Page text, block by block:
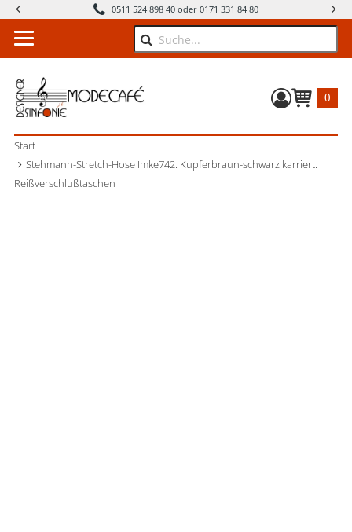
0511 524 898 40 oder 0171 331 84 80
Suche
0
Start
Stehmann-Stretch-Hose Imke742. Kupferbraun-schwarz karriert.
Reißverschlußtaschen